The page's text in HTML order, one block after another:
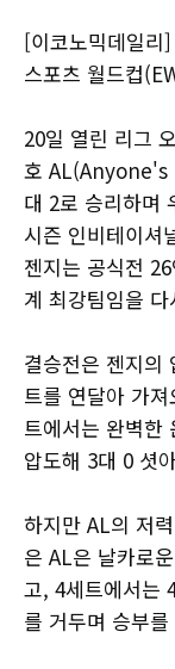
[이코노믹데일
스포츠 월드컵
20일 열린 리그
호 AL(Anyone's
대 2로 승리하며
시즌 인비테이셔
젠지는 공식전
계 최강팀임을
결승전은 젠지의
트를 연달아 가
트에서는 완벽한
압도해 3대 0 셧
하지만 AL의 저
은 AL은 날카로
고, 4세트에서는
를 거두며 승부